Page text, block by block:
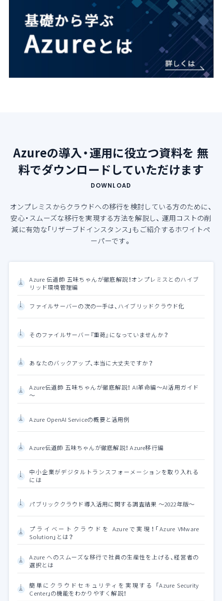
Azureの導入・運用に役立つ資料を 無
料でダウンロードしていただけます
DOWNLOAD
オンプレミスからクラウドへの移行を検討している方のために、
安心・スムーズな移行を実現する方法を解説し、 運用コストの削
減に有効な「リザーブドインスタンス」もご紹介するホワイトペ
ーパーです。
Azure 伝道師 五味ちゃんが徹底解説！オンプレミスとのハイブ
リッド環境管理編
ファイルサーバーの次の一手は、ハイブリッドクラウド化
そのファイルサーバー『重荷』になっていませんか？
あなたのバックアップ、本当に大丈夫ですか？
Azure伝道師 五味ちゃんが徹底解説！ AI革命編～AI活用ガイド
～
Azure OpenAI Serviceの概要と活用例
Azure伝道師 五味ちゃんが徹底解説！ Azure移行編
中小企業がデジタルトランスフォーメーションを取り入れる
には
パブリッククラウド導入活用に関する調査結果 ～2022年版～
プライベートクラウドを Azureで実現！「Azure VMware
Solution」とは？
Azure へのスムーズな移行で社員の生産性を上げる、経営者の
選択とは
簡単にクラウドセキュリティを実現する 「Azure Security
Center」の機能をわかりやすく解説！